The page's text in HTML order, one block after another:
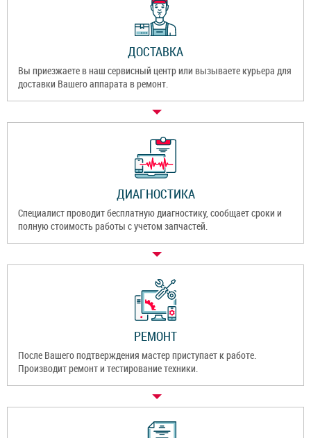
ДОСТАВКА
Вы приезжаете в наш сервисный центр или вызываете курьера для
доставки Вашего аппарата в ремонт.
ДИАГНОСТИКА
Специалист проводит бесплатную диагностику, сообщает сроки и
полную стоимость работы с учетом запчастей.
РЕМОНТ
После Вашего подтверждения мастер приступает к работе.
Производит ремонт и тестирование техники.